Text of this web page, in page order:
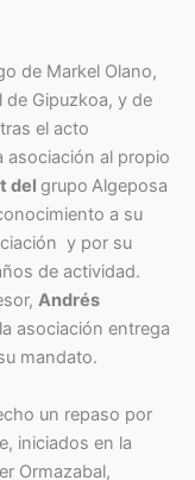
de Markel Olano,
de Gipuzkoa, y de
el acto
asociación al propio
del grupo Algeposa
a su
y por su
de actividad.
Andrés
asociación entrega
mandato.
un repaso por
iniciados en la
Ormazabal,